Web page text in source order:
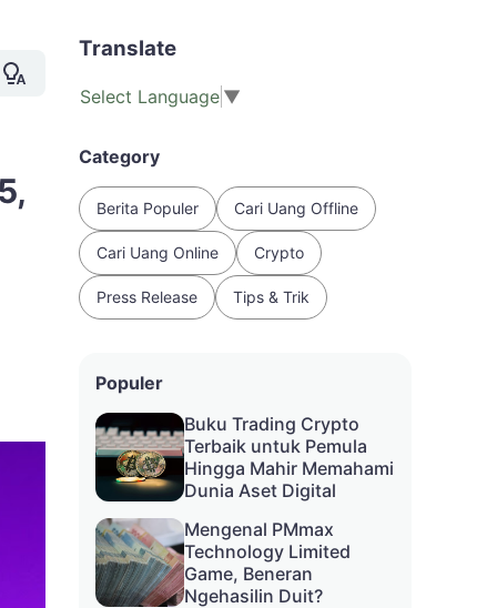
Translate
Select Language ▼
Category
Berita Populer Cari Uang Offline
Cari Uang Online Crypto
Press Release Tips & Trik
Populer
Buku Trading Crypto
Terbaik untuk Pemula
Hingga Mahir Memahami
Dunia Aset Digital
Mengenal PMmax
Technology Limited
Game, Beneran
Ngehasilin Duit?